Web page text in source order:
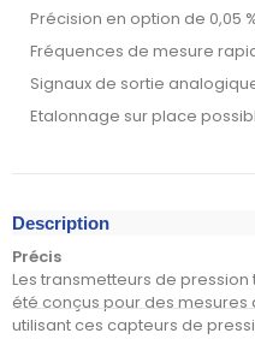
Précision en option de 0,05
Fréquences de mesure
Signaux de sortie
Etalonnage sur place
Description
Précis
Les transmetteurs de pression
été conçus pour des mesures
utilisant ces capteurs de